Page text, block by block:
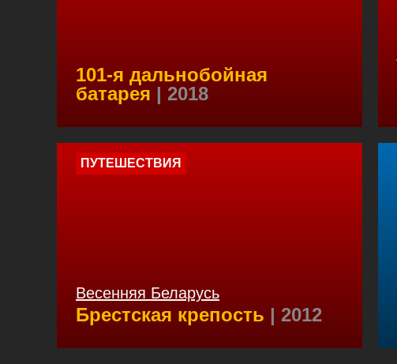
101-я дальнобойная
батарея | 2018
ПУТЕШЕСТВИЯ
Весенняя Беларусь
Брестская крепость | 2012